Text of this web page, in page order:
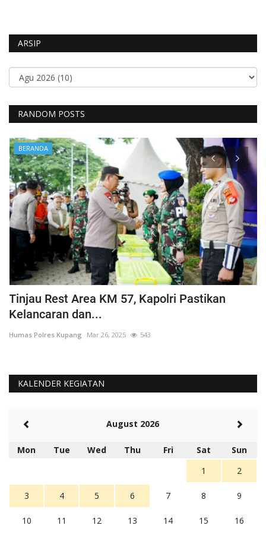
ARSIP
RANDOM POSTS
BERANDA
Tinjau Rest Area KM 57, Kapolri Pastikan
Kelancaran dan...
Humas Polres Kupang Mar 26, 2025 543
KALENDER KEGIATAN
August 2026
Mon Tue Wed Thu Fri Sat
Sun
1
2
3 4 5 6 7 8 9
10 11 12 13 14 15 16